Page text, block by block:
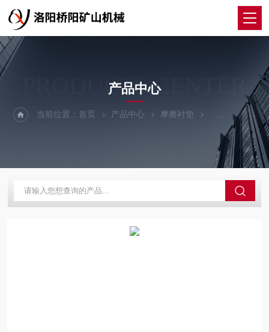
PRODUCTS CENTER
产品中心
当前位置：首页 产品中心 摩擦衬垫 摩擦衬垫K25